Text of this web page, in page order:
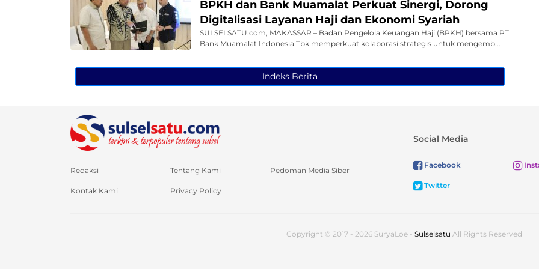
BPKH dan Bank Muamalat Perkuat Sinergi, Dorong
Digitalisasi Layanan Haji dan Ekonomi Syariah
SULSELSATU.com, MAKASSAR – Badan Pengelola Keuangan Haji (BPKH) bersama PT
Bank Muamalat Indonesia Tbk memperkuat kolaborasi strategis untuk mengemb...
Indeks Berita
Redaksi Tentang Kami Pedoman Media Siber
Kontak Kami Privacy Policy
Social Media
Facebook
Twitter
Copyright © 2017 - 2026 SuryaLoe - Sulselsatu All Rights Reserved